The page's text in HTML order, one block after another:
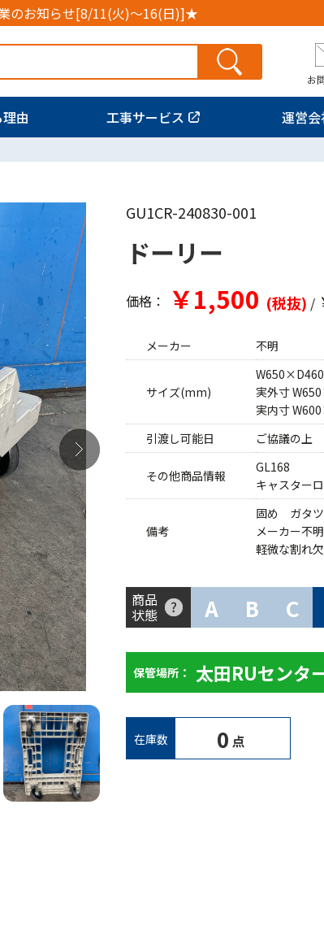
のお知らせ[8/11(火)～16(日)]★
お
由 工事サービス 運営会
GU1CR-240830-001
ドーリー
価格： ￥1,500 (税抜) /
メーカー 不明
サイズ(mm)
実外寸
実内寸
引渡し可能日
ご協議の上
その他商品情報
GL168
キャスター
備考
固め ガタ
メーカー不
軽微な割れ
商品
状態 A B C
保管場所： 太田RUセンタ
在庫数 0 点